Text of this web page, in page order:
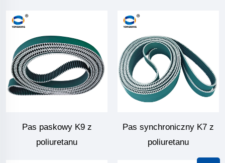
Pas paskowy K9 z
poliuretanu
Pas synchroniczny K7 z
poliuretanu